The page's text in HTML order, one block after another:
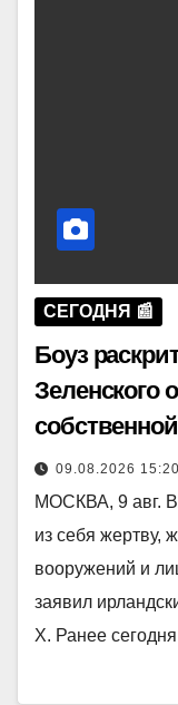
СЕГОДНЯ 📰
Боуз
Зеленского
09.08.2026 15:20
МОСКВА, 9 авг.
из себя жертву,
вооружений и
заявил
X. Ранее